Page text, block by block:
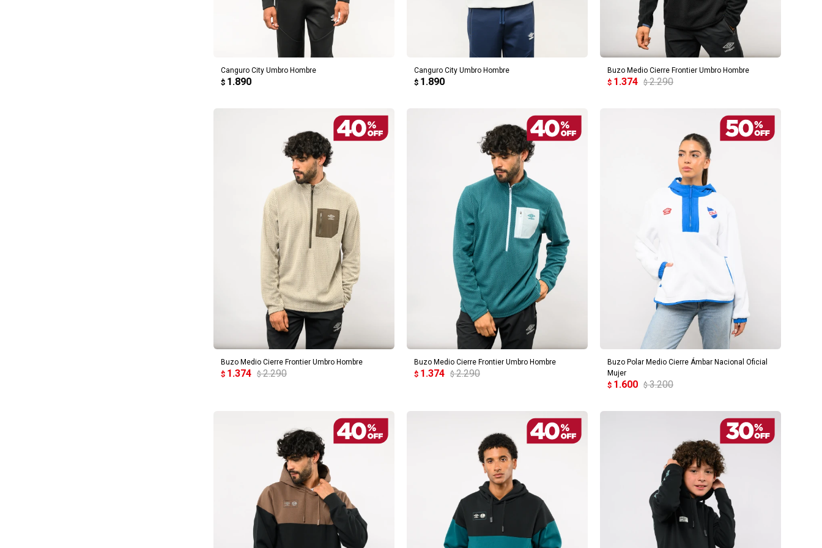
Canguro City Umbro Hombre
$ 1.890
AGREGAR AL CARRITO
Canguro City Umbro Hombre
$ 1.890
AGREGAR AL CARRITO
Buzo Medio Cierre Frontier Umbro Hombre
$ 1.374 $ 2.290
AGREGAR AL CARRITO
Buzo Medio Cierre Frontier Umbro Hombre
$ 1.374 $ 2.290
AGREGAR AL CARRITO
Buzo Medio Cierre Frontier Umbro Hombre
$ 1.374 $ 2.290
AGREGAR AL CARRITO
Buzo Polar Medio Cierre Ámbar Nacional Oficial
Mujer
$ 1.600 $ 3.200
AGREGAR AL CARRITO